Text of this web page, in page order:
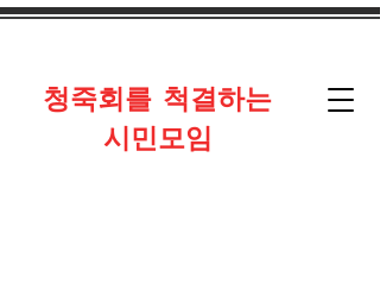
​청죽회를 척결하는
시민모임